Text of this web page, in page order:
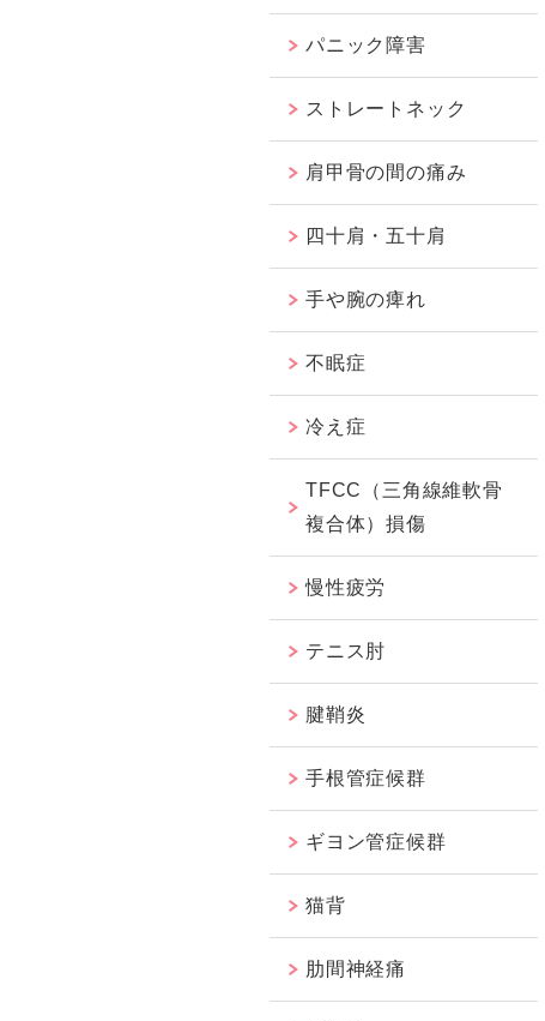
パニック障害
ストレートネック
肩甲骨の間の痛み
四十肩・五十肩
手や腕の痺れ
不眠症
冷え症
TFCC（三角線維軟骨
複合体）損傷
慢性疲労
テニス肘
腱鞘炎
手根管症候群
ギヨン管症候群
猫背
肋間神経痛